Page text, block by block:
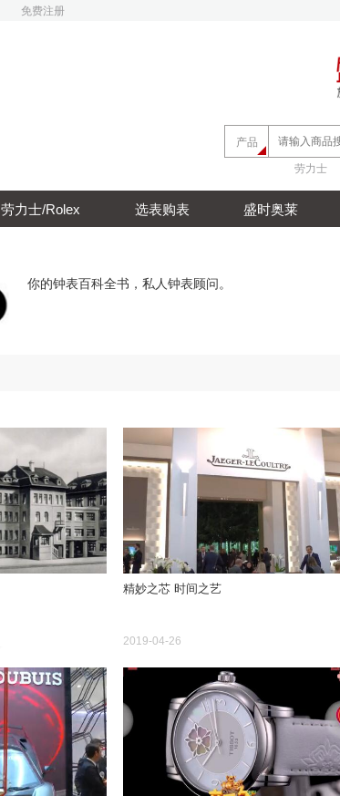
免费注册
产品
劳力士
劳力士
劳力士/Rolex 选表购表 盛时奥莱
你的钟表百科全书，私人钟表顾问。
精妙之芯 时间之艺
2019-04-26